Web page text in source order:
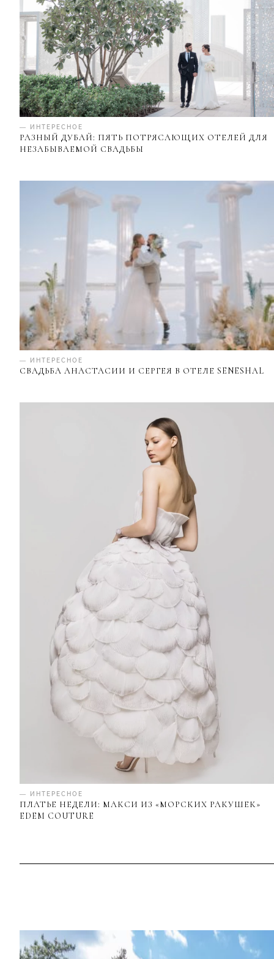
— ИНТЕРЕСНОЕ
РАЗНЫЙ ДУБАЙ: ПЯТЬ ПОТРЯСАЮЩИХ ОТЕЛЕЙ ДЛЯ
НЕЗАБЫВАЕМОЙ СВАДЬБЫ
— ИНТЕРЕСНОЕ
СВАДЬБА АНАСТАСИИ И СЕРГЕЯ В ОТЕЛЕ SENESHAL
— ИНТЕРЕСНОЕ
ПЛАТЬЕ НЕДЕЛИ: МАКСИ ИЗ «МОРСКИХ РАКУШЕК»
EDEM COUTURE